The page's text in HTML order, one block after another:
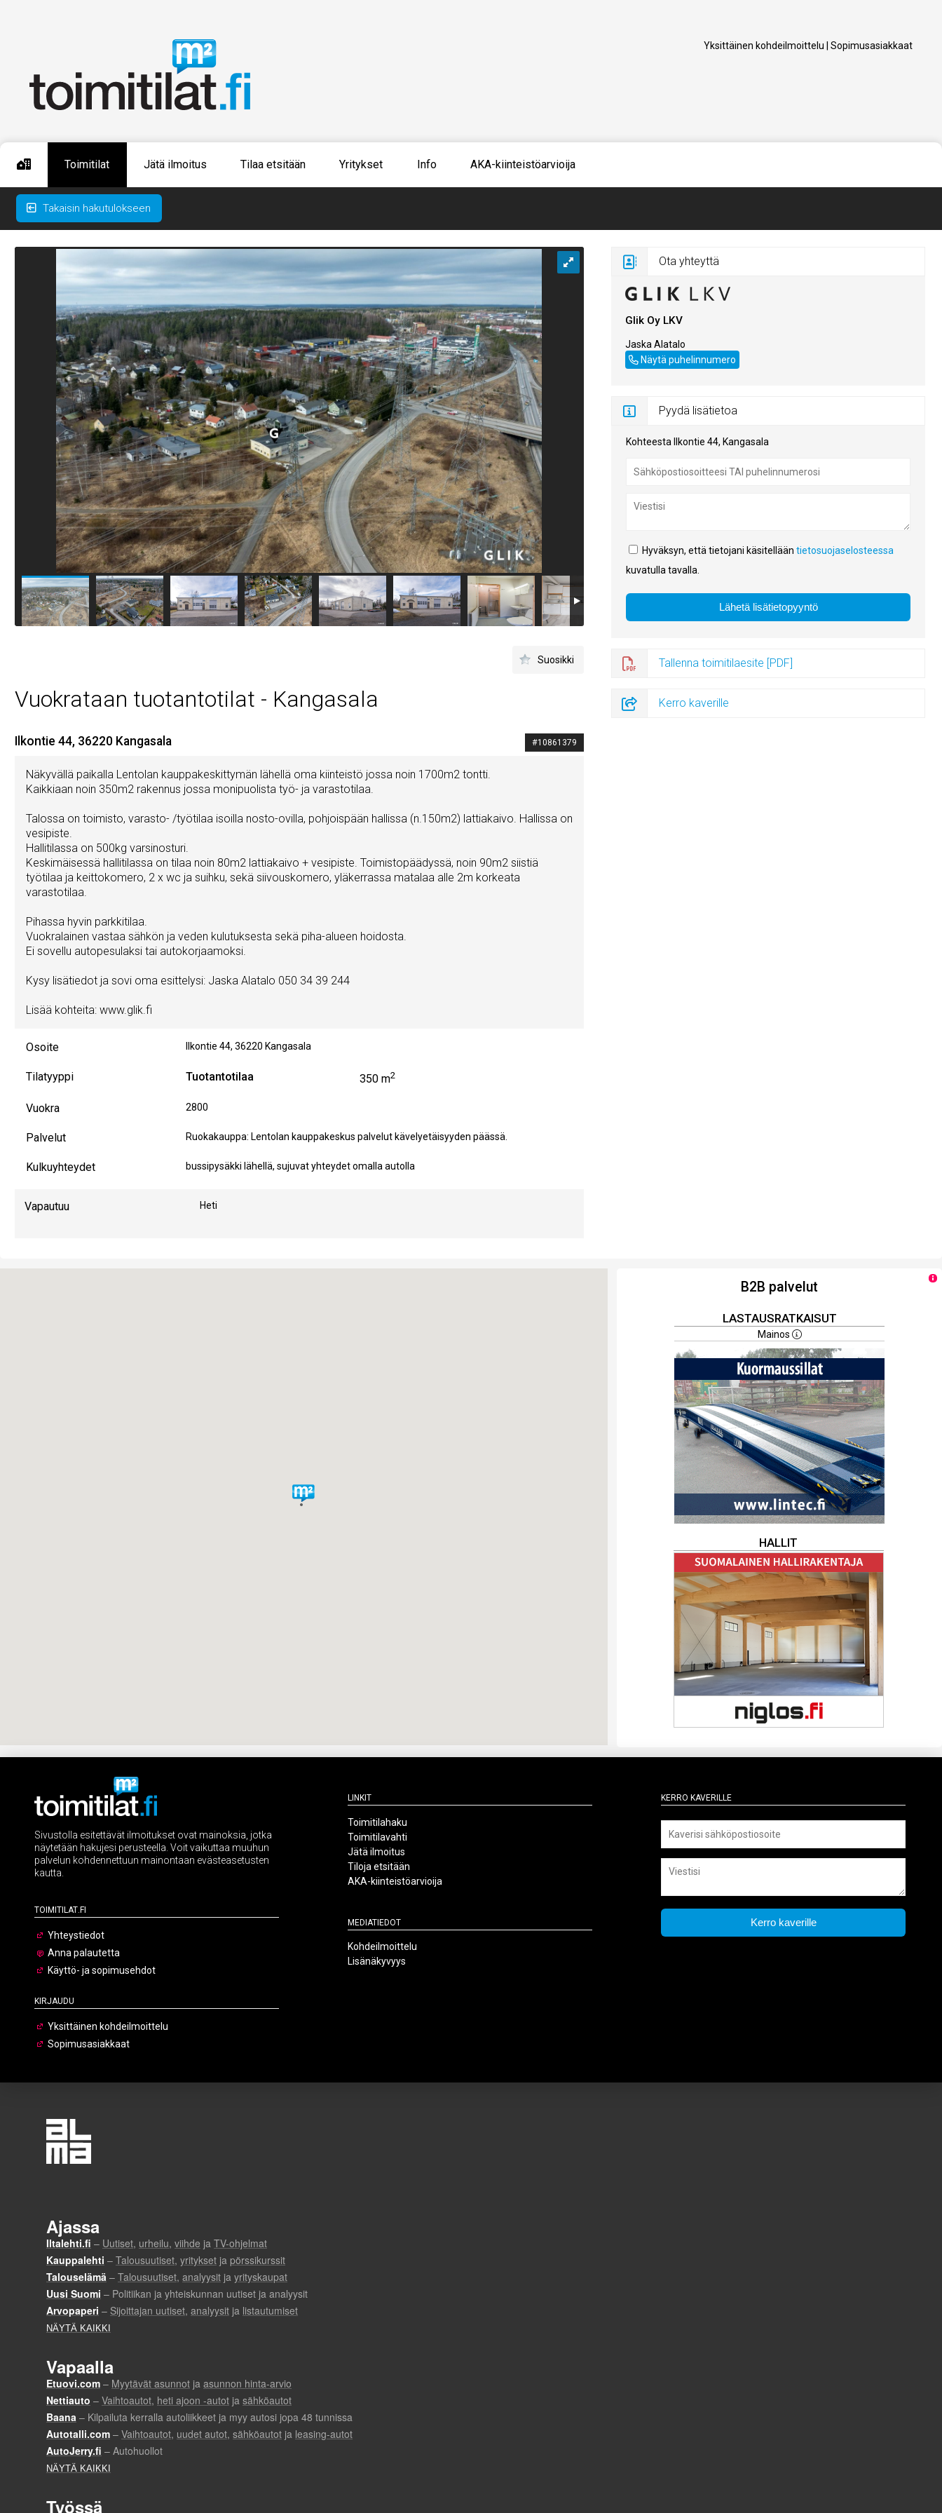
Yksittäinen kohdeilmoittelu Sopimusasiakkaat
Toimitilat Jätä ilmoitus Tilaa etsitään Yritykset Info AKA-kiinteistöarvioija
Takaisin hakutulokseen
Suosikki
Vuokrataan tuotantotilat - Kangasala
Ilkontie 44, 36220 Kangasala #10861379
Näkyvällä paikalla Lentolan kauppakeskittymän lähellä oma kiinteistö jossa noin 1700m2 tontti.
Kaikkiaan noin 350m2 rakennus jossa monipuolista työ- ja varastotilaa.
Talossa on toimisto, varasto- /työtilaa isoilla nosto-ovilla, pohjoispään hallissa (n.150m2) lattiakaivo. Hallissa on
vesipiste.
Hallitilassa on 500kg varsinosturi.
Keskimäisessä hallitilassa on tilaa noin 80m2 lattiakaivo + vesipiste. Toimistopäädyssä, noin 90m2 siistiä
työtilaa ja keittokomero, 2 x wc ja suihku, sekä siivouskomero, yläkerrassa matalaa alle 2m korkeata
varastotilaa.
Pihassa hyvin parkkitilaa.
Vuokralainen vastaa sähkön ja veden kulutuksesta sekä piha-alueen hoidosta.
Ei sovellu autopesulaksi tai autokorjaamoksi.
Kysy lisätiedot ja sovi oma esittelysi: Jaska Alatalo 050 34 39 244
Lisää kohteita: www.glik.fi
Osoite Ilkontie 44, 36220 Kangasala
Tilatyyppi Tuotantotilaa 350 m2
Vuokra 2800
Palvelut Ruokakauppa: Lentolan kauppakeskus palvelut kävelyetäisyyden päässä.
Kulkuyhteydet bussipysäkki lähellä, sujuvat yhteydet omalla autolla
Vapautuu Heti
Ota yhteyttä
Glik Oy LKV
Jaska Alatalo
Näytä puhelinnumero
+358503439244
Pyydä lisätietoa
Kohteesta Ilkontie 44, Kangasala
Hyväksyn, että tietojani käsitellääntietosuojaselosteessa
kuvatulla tavalla.
Tallenna toimitilaesite [PDF]
Kerro kaverille
B2B palvelut
LASTAUSRATKAISUT
Mainos
HALLIT
Sivustolla esitettävät ilmoitukset ovat mainoksia, jotka
näytetään hakujesi perusteella. Voit vaikuttaa muuhun
palvelun kohdennettuun mainontaan evästeasetusten
kautta.
Toimitilat.fi
Yhteystiedot
Anna palautetta
Käyttö- ja sopimusehdot
Kirjaudu
Yksittäinen kohdeilmoittelu
Sopimusasiakkaat
Linkit
Toimitilahaku
Toimitilavahti
Jätä ilmoitus
Tiloja etsitään
AKA-kiinteistöarvioija
Mediatiedot
Kohdeilmoittelu
Lisänäkyvyys
Kerro kaverille